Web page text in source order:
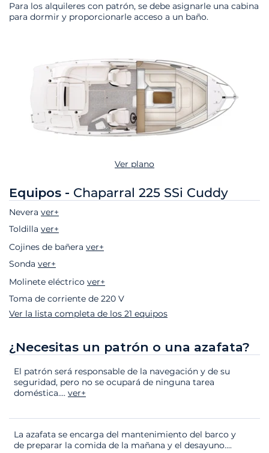
Para los alquileres con patrón, se debe asignarle una cabina
para dormir y proporcionarle acceso a un baño.
Ver plano
Equipos - Chaparral 225 SSi Cuddy
Nevera ver+
Toldilla ver+
Cojines de bañera ver+
Sonda ver+
Molinete eléctrico ver+
Toma de corriente de 220 V
Ver la lista completa de los 21 equipos
¿Necesitas un patrón o una azafata?
El patrón será responsable de la navegación y de su
seguridad, pero no se ocupará de ninguna tarea
doméstica.... ver+
La azafata se encarga del mantenimiento del barco y
de preparar la comida de la mañana y el desayuno....